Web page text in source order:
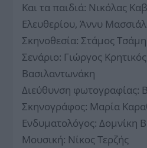
Και τα παιδιά: Νικόλας
Ελευθερίου, Άννυ
Σκηνοθεσία: Στάμος
Σενάριο: Γιώργος
Βασιλαντωνάκη
Διεύθυνση φωτογραφίας:
Σκηνογράφος: Μαρία
Ενδυματολόγος: Δομνίκη
Μουσική: Νίκος Τερζής